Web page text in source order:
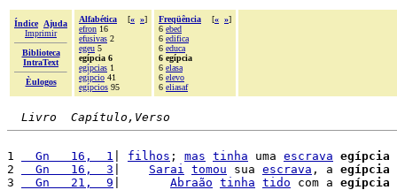
Índice
Ajuda
Imprimir
Biblioteca
IntraText
Èulogos
Alfabética [« »]
efron 16
efusivas 2
egeu 5
egípcia 6
egípcias 1
egípcio 41
egípcios 95
Freqüência [« »]
6 ebed
6 edifica
6 educa
6 egípcia
6 elasa
6 elevo
6 eliasaf
Livro  Capítulo,Verso
1
  Gn   16,  1
filhos ; mas tinha uma escrava egípcia
2
  Gn   16,  3
Sarai tomou sua escrava , a egípcia
3
  Gn   21,  9
Abraão tinha tido com a egípcia